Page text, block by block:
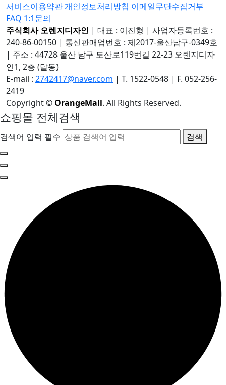
서비스이용약관 개인정보처리방침 이메일무단수집거부
FAQ 1:1문의
주식회사 오렌지디자인 | 대표 : 이진형 | 사업자등록번호 :
240-86-00150 | 통신판매업번호 : 제2017-울산남구-0349호
| 주소 : 44728 울산 남구 도산로119번길 22-23 오렌지디자
인1, 2층 (달동)
E-mail : 2742417@naver.com | T. 1522-0548 | F. 052-256-
2419
Copyright© OrangeMall. All Rights Reserved.
쇼핑몰 전체검색
검색어 입력 필수 검색